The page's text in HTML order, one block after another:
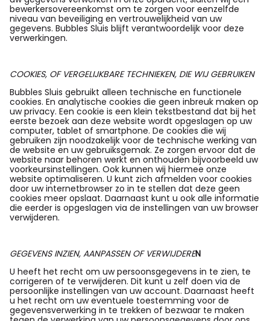
bewerkersovereenkomst om te zorgen voor eenzelfde
niveau van beveiliging en vertrouwelijkheid van uw
gegevens. Bubbles Sluis blijft verantwoordelijk voor deze
verwerkingen.
COOKIES, OF VERGELIJKBARE TECHNIEKEN, DIE WIJ GEBRUIKEN
Bubbles Sluis gebruikt alleen technische en functionele
cookies. En analytische cookies die geen inbreuk maken op
uw privacy. Een cookie is een klein tekstbestand dat bij het
eerste bezoek aan deze website wordt opgeslagen op uw
computer, tablet of smartphone. De cookies die wij
gebruiken zijn noodzakelijk voor de technische werking van
de website en uw gebruiksgemak. Ze zorgen ervoor dat de
website naar behoren werkt en onthouden bijvoorbeeld uw
voorkeursinstellingen. Ook kunnen wij hiermee onze
website optimaliseren. U kunt zich afmelden voor cookies
door uw internetbrowser zo in te stellen dat deze geen
cookies meer opslaat. Daarnaast kunt u ook alle informatie
die eerder is opgeslagen via de instellingen van uw browser
verwijderen.
GEGEVENS INZIEN, AANPASSEN OF VERWIJDEREN
U heeft het recht om uw persoonsgegevens in te zien, te
corrigeren of te verwijderen. Dit kunt u zelf doen via de
persoonlijke instellingen van uw account. Daarnaast heeft
u het recht om uw eventuele toestemming voor de
gegevensverwerking in te trekken of bezwaar te maken